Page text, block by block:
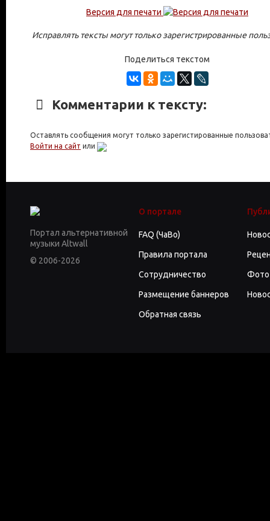
Версия для печати
Исправлять тексты могут только зарегистрированные
Поделиться текстом
Комментарии к тексту:
Оставлять сообщения могут только зарегистированные
Войти на сайт или
Портал альтернативной
музыки Altwall
© 2006-2026
О портале
FAQ (ЧаВо)
Правила портала
Сотрудничество
Размещение баннеров
Обратная связь